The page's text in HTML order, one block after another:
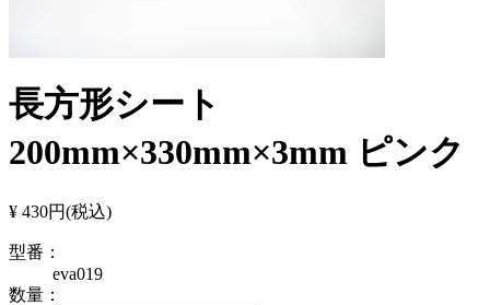
長方形シート
200mm×330mm×3mm ピンク
¥ 430円(税込)
型番：
eva019
数量：